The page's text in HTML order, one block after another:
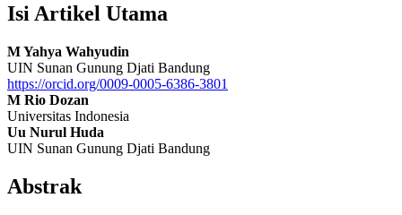
Isi Artikel Utama
M Yahya Wahyudin
UIN Sunan Gunung Djati Bandung
https://orcid.org/0009-0005-6386-3801
M Rio Dozan
Universitas Indonesia
Uu Nurul Huda
UIN Sunan Gunung Djati Bandung
Abstrak